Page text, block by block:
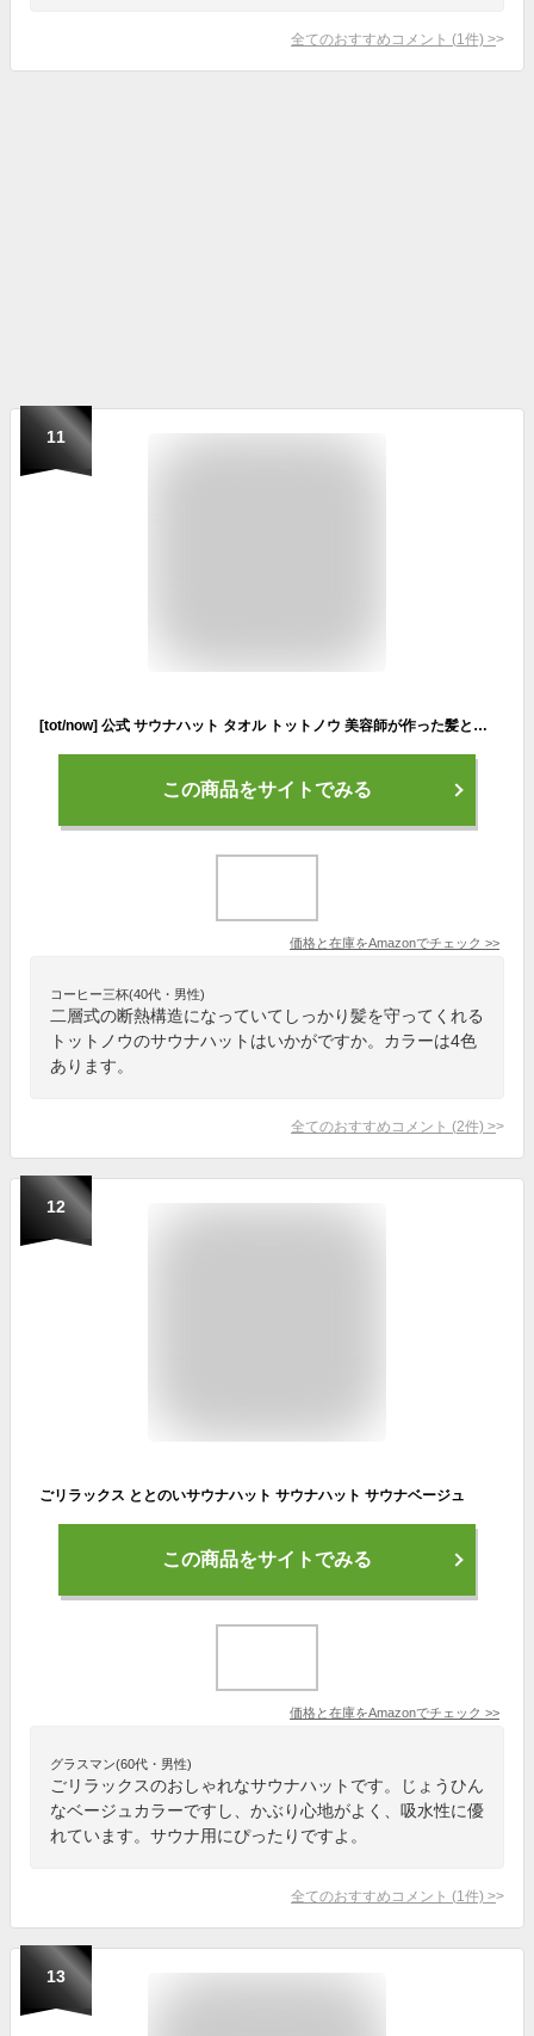
全てのおすすめコメント (1 件) >
11
[tot/now] 公式 サウナハット タオル トットノウ 美容師が作った髪とお肌をまもるサウナハット メンズ レディース【2層式断熱構造】 髪のダメージケア 呼吸しやすい 蒸れない 大きめ 深くかぶれる 簡単洗濯 (グリーン×アイボリー)
この商品をサイトでみる
価格と在庫をAmazonでチェック >>
コーヒー三杯(40代・男性)
二層式の断熱構造になっていてしっかり髪を守ってくれる
トットノウのサウナハットはいかがですか。カラーは4色
あります。
全てのおすすめコメント (2件) >
12
ごリラックス ととのいサウナハット サウナハット サウナベージュ
この商品をサイトでみる
価格と在庫をAmazonでチェック >>
グラスマン(60代・男性)
ごリラックスのおしゃれなサウナハットです。じょうひん
なベージュカラーですし、かぶり心地がよく、吸水性に優
れています。サウナ用にぴったりですよ。
全てのおすすめコメント (1 件) >
13